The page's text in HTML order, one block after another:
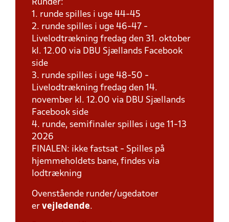
Runder:
1. runde spilles i uge 44-45
2. runde spilles i uge 46-47 -
Livelodtrækning fredag den 31. oktober
kl. 12.00 via DBU Sjællands Facebook
side
3. runde spilles i uge 48-50 -
Livelodtrækning fredag den 14.
november kl. 12.00 via DBU Sjællands
Facebook side
4. runde, semifinaler spilles i uge 11-13
2026
FINALEN: ikke fastsat - Spilles på
hjemmeholdets bane, findes via
lodtrækning
Ovenstående runder/ugedatoer
er vejledende.